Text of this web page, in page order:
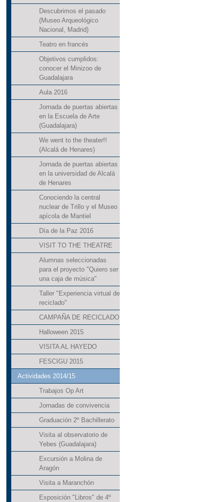
Descubrimos el pasado
(Museo Arqueológico
Nacional, Madrid)
Teatro en francés
Objetivos cumplidos:
conocer el Minizoo de
Guadalajara
Aula 2016
Jornada de puertas abiertas
en la Escuela de Arte
(Guadalajara)
We went to the theater!!
(Alcalá de Henares)
Jornada de puertas abiertas
en la universidad de Alcalá
de Henares
Conociendo la central
nuclear de Trillo y el Museo
apícola de Mantiel
Día de la Paz 2016
VISIT TO THE THEATRE
Alumnas seleccionadas
para el proyecto "Quiero ser
una caja de música"
Taller "Experiencia virtual de
reciclado"
CAMPAÑA DE RECICLADO
Halloween 2015
VISITA AL HAYEDO
FESCIGU 2015
Actividades 2014/15
Trabajos Op Art
Jornadas de convivencia
Graduación 2º Bachillerato
Visita al observatorio de
Yebes (Guadalajara)
Excursión a Molina de
Aragón
Visita a Maranchón
Exposición "Libros" de 4º